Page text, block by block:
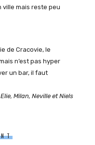
ville mais reste peu
de Cracovie, le
n’est pas hyper
un bar, il faut
Milan, Neville et Niels